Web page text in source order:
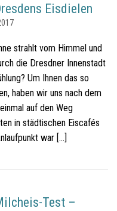
Eisdielen
strahlt vom Himmel und
die Dresdner Innenstadt
Um Ihnen das so
haben wir uns nach dem
auf den Weg
in städtischen Eiscafés
war […]
Test –